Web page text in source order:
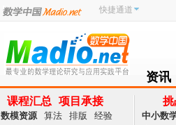
快捷通道
资讯
NEWS
课程汇总 项目承接
数模资源 算法 排版
经验
挑
中小数